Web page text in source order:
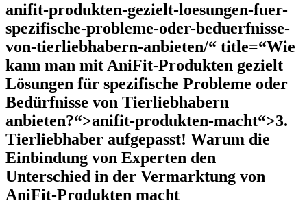
anifit-produkten-gezielt-loesungen-fuer-
spezifische-probleme-oder-beduerfnisse-
von-tierliebhabern-anbieten/“ title=“Wie
kann man mit AniFit-Produkten gezielt
Lösungen für spezifische Probleme oder
Bedürfnisse von Tierliebhabern
anbieten?“>anifit-produkten-macht“>3.
Tierliebhaber aufgepasst! Warum ‍die
Einbindung ⁢von Experten den
Unterschied in‌ der Vermarktung von
AniFit-Produkten macht